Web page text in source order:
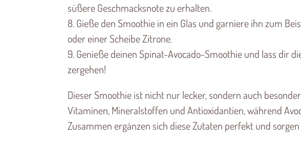
süßere Geschmacksnote zu erhalten.
8. Gieße den Smoothie in ein Glas und garniere ihn zum
oder einer Scheibe Zitrone.
9. Genieße deinen Spinat-Avocado-Smoothie und lass dir
zergehen!
Dieser Smoothie ist nicht nur lecker, sondern auch
Vitaminen, Mineralstoffen und Antioxidantien, während
Zusammen ergänzen sich diese Zutaten perfekt und